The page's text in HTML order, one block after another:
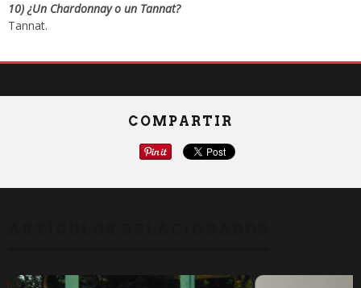
10) ¿Un Chardonnay o un Tannat?
Tannat.
COMPARTIR